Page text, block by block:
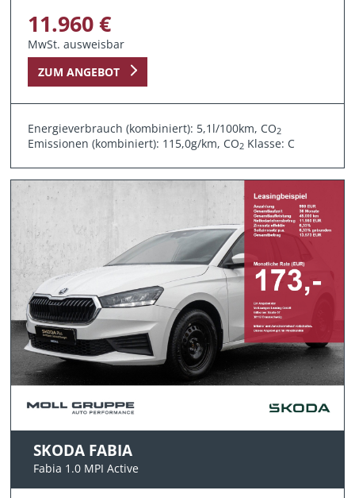
11.960 €
MwSt. ausweisbar
ZUM ANGEBOT
Energieverbrauch (kombiniert): 5,1l/100km, CO2
Emissionen (kombiniert): 115,0g/km, CO2 Klasse: C
SKODA FABIA
Fabia 1.0 MPI Active